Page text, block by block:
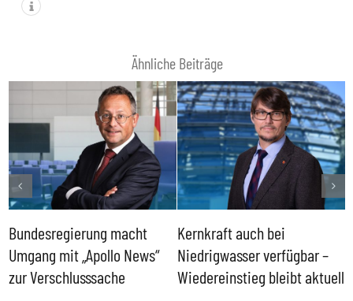
Ähnliche Beiträge
Bundesregierung macht
Umgang mit „Apollo News“
zur Verschlusssache
Kernkraft auch bei
Niedrigwasser verfügbar –
Wiedereinstieg bleibt aktuell